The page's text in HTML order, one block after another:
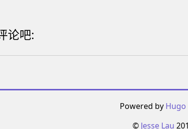
论吧:
Powered by Hugo
© Jesse Lau